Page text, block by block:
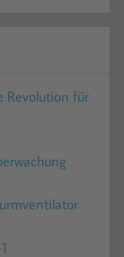
Revolution für